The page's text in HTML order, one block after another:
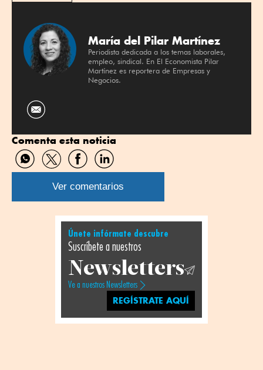
María del Pilar Martínez
Periodista dedicada a los temas laborales,
empleo, sindical. En El Economista Pilar
Martínez es reportera de Empresas y
Negocios.
Comenta esta noticia
Compartir
por
WhatsApp
Compartir
por
Twitter
Compartir
por
Facebook
Compartir
por
Linkedin
Ver comentarios
Únete infórmate descubre
Suscríbete a nuestros
Newsletters
Ve a nuestros Newsletters
REGÍSTRATE AQUÍ